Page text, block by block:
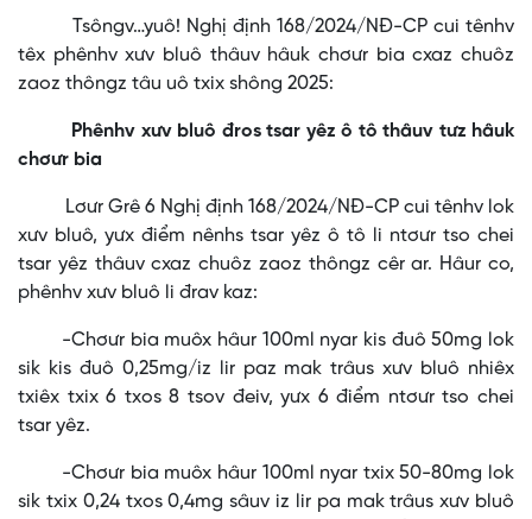
Tsôngv…yuô! Nghị định 168/2024/NĐ-CP cui tênhv
têx phênhv xưv bluô thâuv hâuk chơưr bia cxaz chuôz
zaoz thôngz tâu uô txix shông 2025:
Phênhv xưv bluô đros tsar yêz ô tô thâuv tưz hâuk
chơưr bia
Lơưr Grê 6 Nghị định 168/2024/NĐ-CP cui tênhv lok
xưv bluô, yưx điểm nênhs tsar yêz ô tô li ntơưr tso chei
tsar yêz thâuv cxaz chuôz zaoz thôngz cêr ar. Hâur co,
phênhv xưv bluô li đrav kaz:
-Chơưr bia muôx hâur 100ml nyar kis đuô 50mg lok
sik kis đuô 0,25mg/iz lir paz mak trâus xưv bluô nhiêx
txiêx txix 6 txos 8 tsov đeiv, yưx 6 điểm ntơưr tso chei
tsar yêz.
-Chơưr bia muôx hâur 100ml nyar txix 50-80mg lok
sik txix 0,24 txos 0,4mg sâuv iz lir pa mak trâus xưv bluô